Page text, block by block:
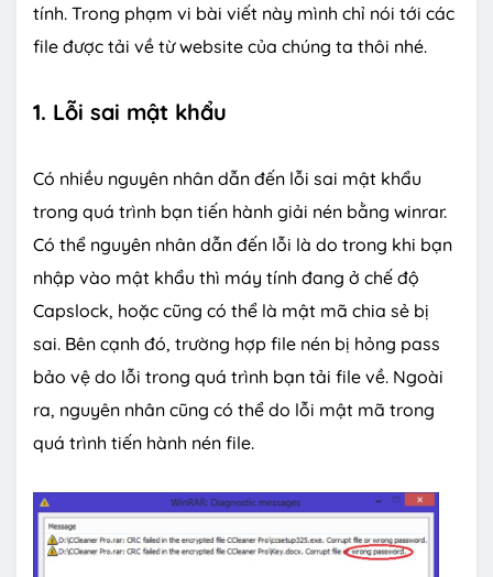
tính. Trong phạm vi bài viết này mình chỉ nói tới các
file được tải về từ website của chúng ta thôi nhé.
1. Lỗi sai mật khẩu
Có nhiều nguyên nhân dẫn đến lỗi sai mật khẩu
trong quá trình bạn tiến hành giải nén bằng winrar.
Có thể nguyên nhân dẫn đến lỗi là do trong khi bạn
nhập vào mật khẩu thì máy tính đang ở chế độ
Capslock, hoặc cũng có thể là mật mã chia sẻ bị
sai. Bên cạnh đó, trường hợp file nén bị hỏng pass
bảo vệ do lỗi trong quá trình bạn tải file về. Ngoài
ra, nguyên nhân cũng có thể do lỗi mật mã trong
quá trình tiến hành nén file.